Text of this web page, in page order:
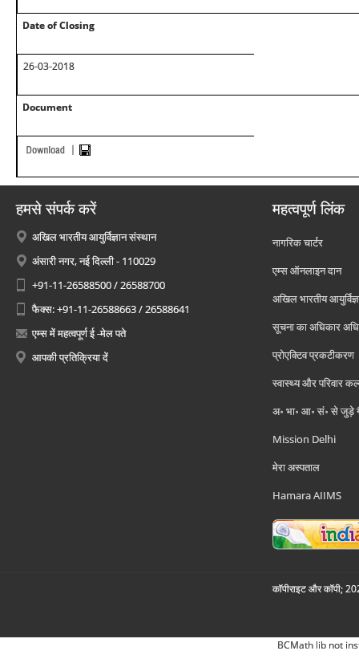
Date of Closing
26-03-2018
Document
हमसे संपर्क करें
अखिल भारतीय आयुर्विज्ञान संस्थान
अंसारी नगर, नई दिल्ली - 110029
+91-11-26588500 / 26588700
फैक्स: +91-11-26588663 / 26588641
एम्स में महत्वपूर्ण ई -मेल पते
आपकी प्रतिक्रिया दें
महत्वपूर्ण लिंक
नागरिक चार्टर
एम्स ऑनलाइन दान
अखिल भारतीय
सूचना का अधिकार
प्रोएक्टिव प्रकटीकरण
स्वास्थ्य और परिवार
अ॰ भा॰ आ॰ सं॰ से जुड़े
Mission Delhi
मेरा अस्पताल
Hamara AIIMS
कॉपीराइट और कॉपी;
BCMath lib not